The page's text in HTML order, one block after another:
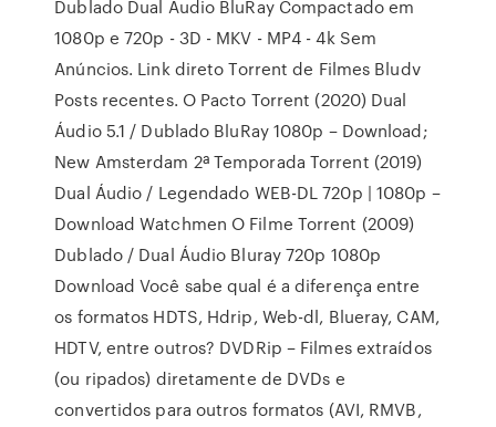
Dublado Dual Áudio BluRay Compactado em
1080p e 720p - 3D - MKV - MP4 - 4k Sem
Anúncios. Link direto Torrent de Filmes Bludv
Posts recentes. O Pacto Torrent (2020) Dual
Áudio 5.1 / Dublado BluRay 1080p – Download;
New Amsterdam 2ª Temporada Torrent (2019)
Dual Áudio / Legendado WEB-DL 720p | 1080p –
Download Watchmen O Filme Torrent (2009)
Dublado / Dual Áudio Bluray 720p 1080p
Download Você sabe qual é a diferença entre
os formatos HDTS, Hdrip, Web-dl, Blueray, CAM,
HDTV, entre outros? DVDRip – Filmes extraídos
(ou ripados) diretamente de DVDs e
convertidos para outros formatos (AVI, RMVB,